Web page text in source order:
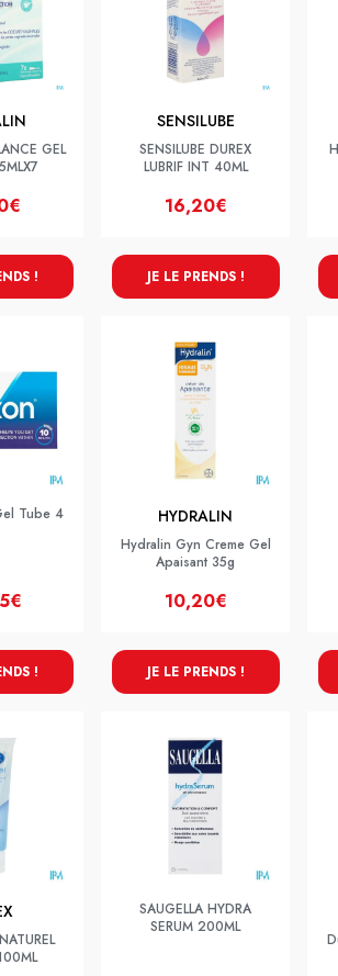
GEL
!
SENSILUBE
SENSILUBE DUREX
LUBRIF INT 40ML
16,20€
JE LE PRENDS !
Tube 4
!
HYDRALIN
Hydralin Gyn Creme Gel
Apaisant 35g
10,20€
JE LE PRENDS !
SAUGELLA HYDRA
SERUM 200ML